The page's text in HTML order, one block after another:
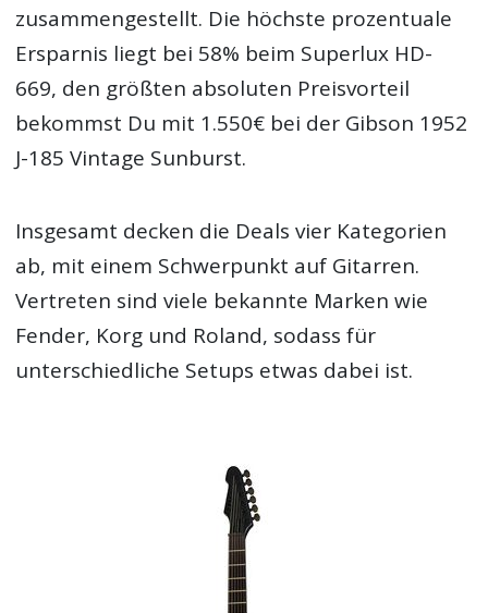
zusammengestellt. Die höchste prozentuale
Ersparnis liegt bei 58% beim Superlux HD-
669, den größten absoluten Preisvorteil
bekommst Du mit 1.550€ bei der Gibson 1952
J-185 Vintage Sunburst.
Insgesamt decken die Deals vier Kategorien
ab, mit einem Schwerpunkt auf Gitarren.
Vertreten sind viele bekannte Marken wie
Fender, Korg und Roland, sodass für
unterschiedliche Setups etwas dabei ist.